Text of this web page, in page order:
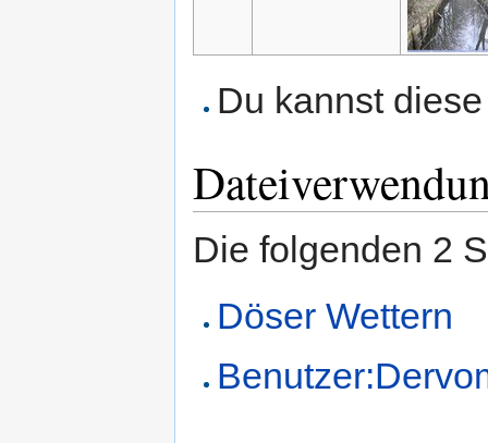
Du kannst
Die folgenden 2
Döser Wettern